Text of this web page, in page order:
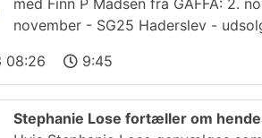
med Finn P Madsen fra GAFFA: 2.
november - SG25 Haderslev -
08:26
9:45
Stephanie Lose fortæller om